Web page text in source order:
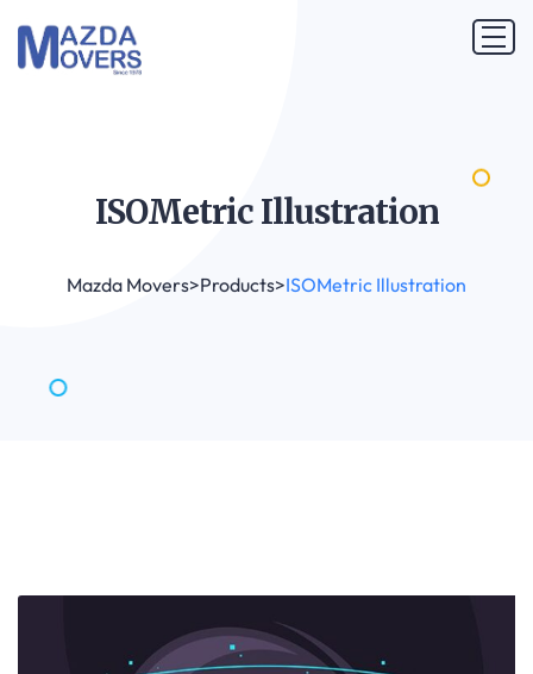
ISOMetricIllustration
Mazda Movers>Products>ISOMetric Illustration